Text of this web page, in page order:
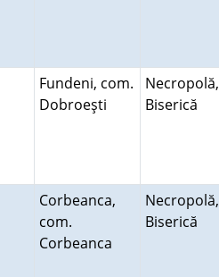
Fundeni, com.
Dobroeşti
Necropolă,
Biserică
Corbeanca,
com.
Corbeanca
Necropolă,
Biserică